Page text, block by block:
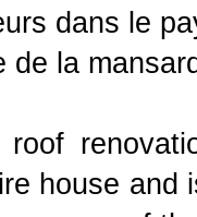
dans le
la
house